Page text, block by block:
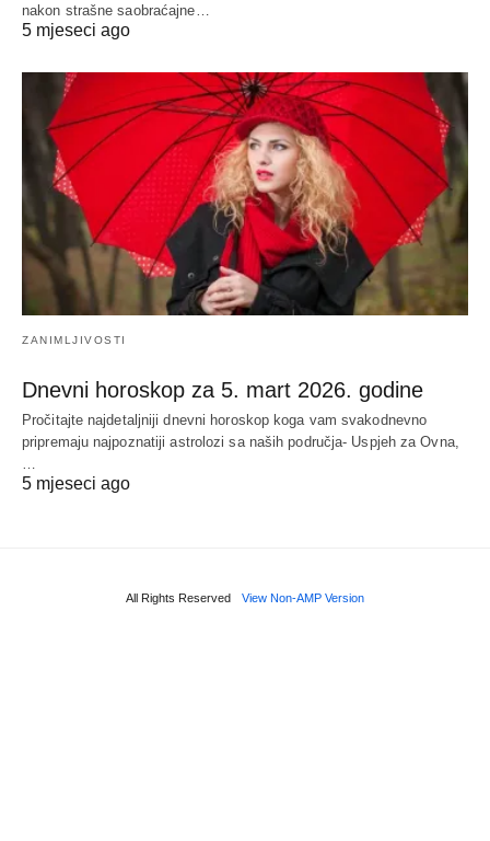
nakon strašne saobraćajne…
5 mjeseci ago
ZANIMLJIVOSTI
Dnevni horoskop za 5. mart 2026. godine
Pročitajte najdetaljniji dnevni horoskop koga vam svakodnevno
pripremaju najpoznatiji astrolozi sa naših područja- Uspjeh za Ovna,
5 mjeseci ago
All Rights Reserved View Non-AMP Version